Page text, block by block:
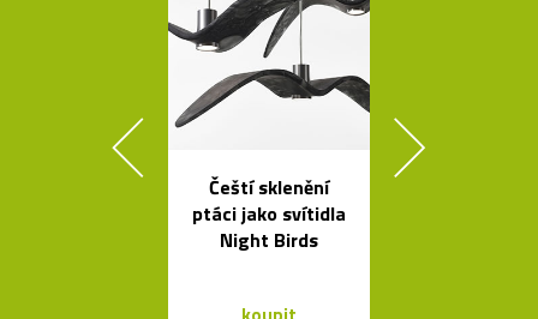
Čeští sklenění
ptáci jako svítidla
Night Birds